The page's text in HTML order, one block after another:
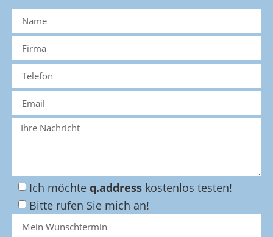
Ich möchte q.address kostenlos testen!
Bitte rufen Sie mich an!